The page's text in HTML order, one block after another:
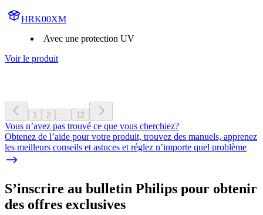
HRK00XM
Avec une protection UV
Voir le produit
1 2 12
Vous n’avez pas trouvé ce que vous cherchiez?
Obtenez de l’aide pour votre produit, trouvez des manuels, apprenez
les meilleurs conseils et astuces et réglez n’importe quel problème
S’inscrire au bulletin Philips pour obtenir
des offres exclusives